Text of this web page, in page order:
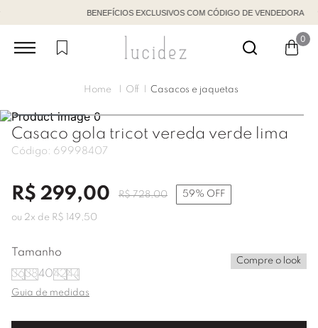
BENEFÍCIOS EXCLUSIVOS COM CÓDIGO DE VENDEDORA
0
Off Casacos e jaquetas
Casaco gola tricot vereda verde lima
Código: 69998407
R$ 299,00 R$ 728,00 59% OFF
ou 2x de R$ 149 ,50
Tamanho
3638404244
Compre o look
Guia de medidas